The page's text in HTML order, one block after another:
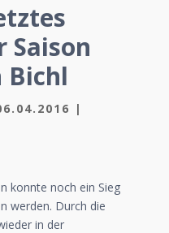
Saison
Bichl
|
konnte noch ein Sieg
werden. Durch die
in der